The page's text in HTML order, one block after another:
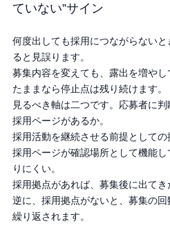
ていない”サイン
何度出しても採用につながらない
ると見誤ります。
募集内容を変えても、露出を増や
たままなら停止点は残り続けます。
見るべき軸は二つです。応募者に
採用ページがあるか。
採用活動を継続させる前提としての
採用ページが確認場所として機能
りにくい。
採用拠点があれば、募集後に出てき
逆に、採用拠点がないと、募集の
繰り返されます。